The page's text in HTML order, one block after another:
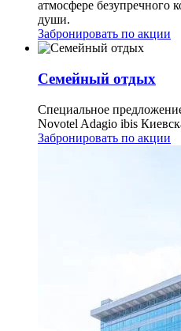
атмосфере безупречного
души.
Забронировать по акции
Семейный отдых
Специальное
Novotel Adagio ibis
Забронировать по акции